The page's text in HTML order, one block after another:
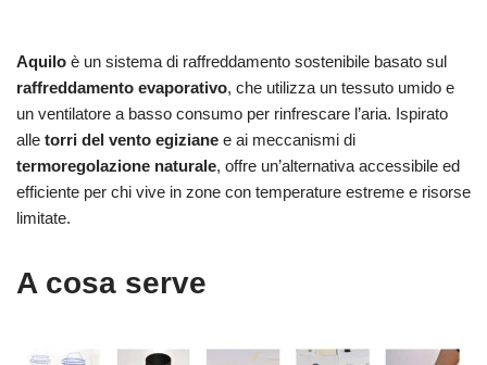
Aquilo è un sistema di raffreddamento sostenibile basato sul
raffreddamento evaporativo, che utilizza un tessuto umido e
un ventilatore a basso consumo per rinfrescare l’aria. Ispirato
alle torri del vento egiziane e ai meccanismi di
termoregolazione naturale, offre un’alternativa accessibile ed
efficiente per chi vive in zone con temperature estreme e risorse
limitate.
A cosa serve